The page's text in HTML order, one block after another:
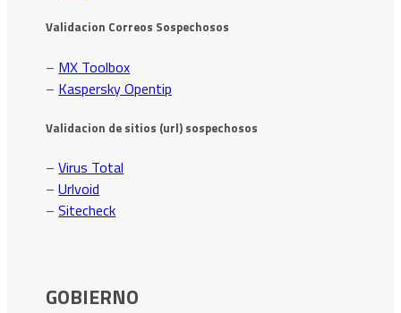
Validacion Correos Sospechosos
– MX Toolbox
– Kaspersky Opentip
Validacion de sitios (url) sospechosos
–Virus Total
–Urlvoid
–Sitecheck
GOBIERNO